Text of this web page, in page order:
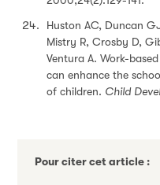
Huston AC, Duncan
Mistry R, Crosby D,
Ventura A. Work-
can enhance the
of children. Child
Pour citer cet article :